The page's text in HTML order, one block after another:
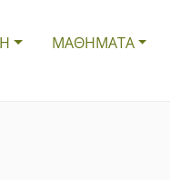
ΜΑΘΗΜΑΤΑ